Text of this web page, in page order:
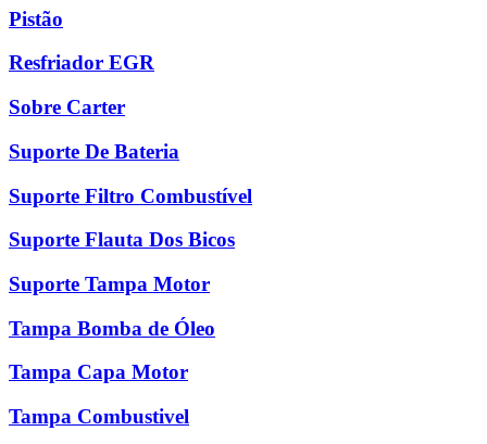
Pistão
Resfriador EGR
Sobre Carter
Suporte De Bateria
Suporte Filtro Combustível
Suporte Flauta Dos Bicos
Suporte Tampa Motor
Tampa Bomba de Óleo
Tampa Capa Motor
Tampa Combustivel